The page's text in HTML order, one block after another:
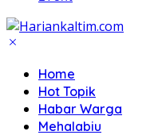
Home
Hot Topik
Habar Warga
Mehalabiu